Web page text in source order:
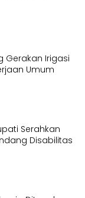
Gerakan Irigasi
Umum
Serahkan
Disabilitas